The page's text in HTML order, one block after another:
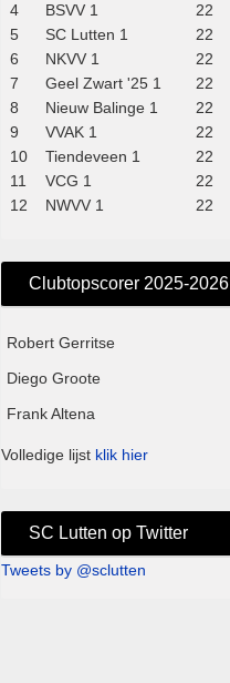
4
BSVV 1 22
5
SC Lutten 1 22
6
NKVV 1 22
7
Geel Zwart '25 1 22
8
Nieuw Balinge 1 22
9
VVAK 1 22
10
Tiendeveen 1 22
11
VCG 1 22
12
NWVV 1 22
Clubtopscorer 2025-2026
Robert Gerritse
Diego Groote
Frank Altena
Volledige lijst klik hier
SC Lutten op Twitter
Tweets by @sclutten